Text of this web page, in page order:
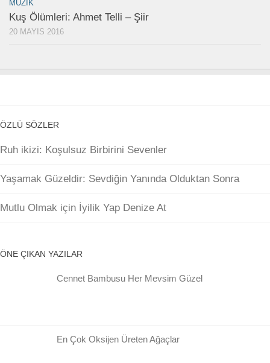
MÜZIK
Kuş Ölümleri: Ahmet Telli – Şiir
20 MAYIS 2016
ÖZLÜ SÖZLER
Ruh ikizi: Koşulsuz Birbirini Sevenler
Yaşamak Güzeldir: Sevdiğin Yanında Olduktan Sonra
Mutlu Olmak için İyilik Yap Denize At
ÖNE ÇIKAN YAZILAR
Cennet Bambusu Her Mevsim Güzel
En Çok Oksijen Üreten Ağaçlar